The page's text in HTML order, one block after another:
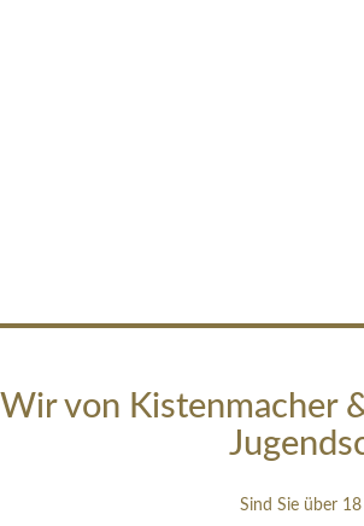
Wir von Kistenmacher
Sind Sie über 18